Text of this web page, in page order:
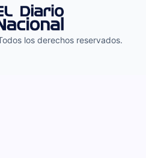
los derechos reservados.